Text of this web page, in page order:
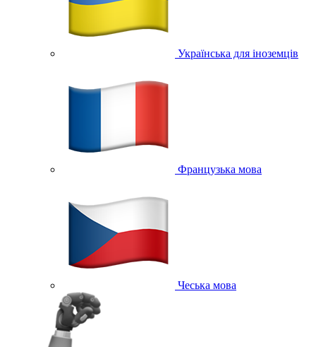
Українська для іноземців
Французька мова
Чеська мова